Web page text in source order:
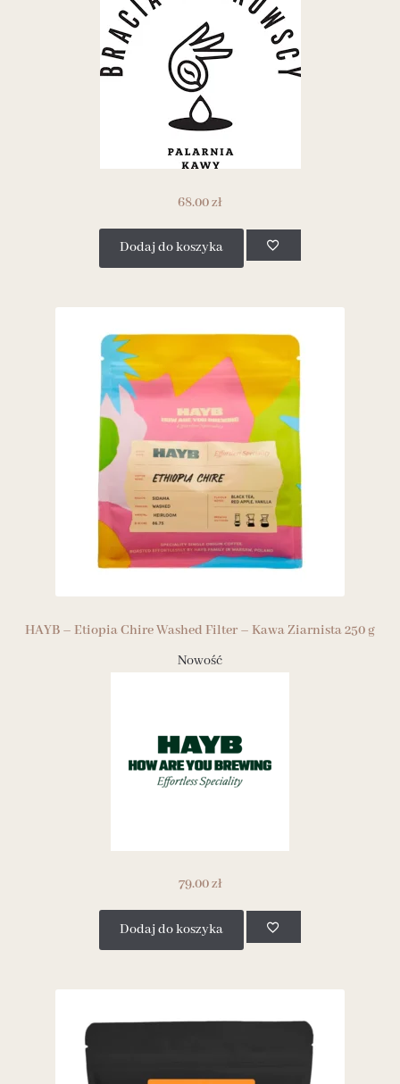
68.00zł
Dodaj do koszyka
HAYB – Etiopia Chire Washed Filter – Kawa Ziarnista 250 g
Nowość
79.00zł
Dodaj do koszyka